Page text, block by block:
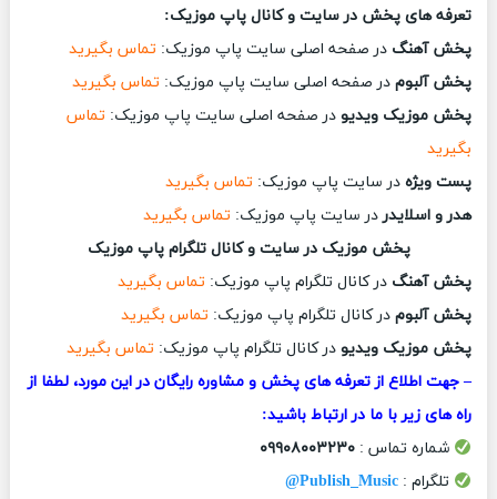
تعرفه های پخش در سایت و کانال پاپ موزیک:
پخش آهنگ در صفحه اصلی سایت پاپ موزیک: تماس بگیرید
پخش آلبومدر صفحه اصلی سایت پاپ موزیک: تماس بگیرید
پخش موزیک ویدیودر صفحه اصلی سایت پاپ موزیک: تماس
بگیرید
پست ویژهدر سایت پاپ موزیک: تماس بگیرید
هدر و اسلایدردر سایت پاپ موزیک: تماس بگیرید
پخش موزیک در سایت و کانال تلگرام پاپ موزیک
پخش آهنگ در کانال تلگرام پاپ موزیک: تماس بگیرید
پخش آلبومدر کانال تلگرام پاپ موزیک: تماس بگیرید
پخش موزیک ویدیودر کانال تلگرام پاپ موزیک: تماس بگیرید
– جهت اطلاع از تعرفه های پخش و مشاوره رایگان در این مورد، لطفا از
راه های زیر با ما در ارتباط باشید:
شماره تماس : ۰۹۹۰۸۰۰۳۲۳۰
تلگرام : Publish_Music@